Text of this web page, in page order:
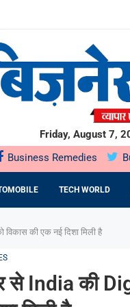
से ज्यादा भारतीय...
बचेंगे ₹40,000 करोड़;...
खरीदेगा...
Friday, August 7,
Business Remedies
TECH WORLD
की एक नई दिशा मिली है
से India की